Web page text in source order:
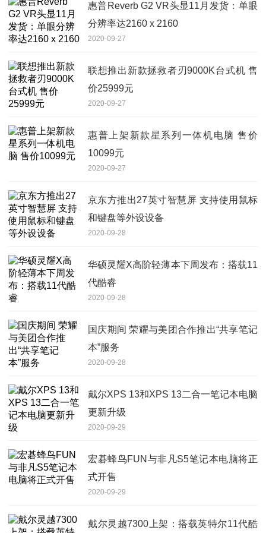
惠普Reverb G2 VR头显11月发货：单眼
分辨率达2160 x 2160
2020-09-27
联想推出新款拯救者刃9000K台式机 售
价25999元
2020-09-27
惠普上架新款星系列一体机电脑 售价
10099元
2020-09-27
京东方推出27英寸智慧屏 支持使用鼠标
和键盘等外设设备
2020-09-28
华硕灵耀X高阶轻薄本下周发布：搭载11
代酷睿
2020-09-28
国庆期间 荣耀与美团合作推出“共享笔记
本”服务
2020-09-28
戴尔XPS 13和XPS 13二合一笔记本电脑
更新升级
2020-09-29
宏碁蜂鸟FUN与非凡S5笔记本电脑将正
式开售
2020-09-29
戴尔灵越7300上架：搭载英特尔11代酷